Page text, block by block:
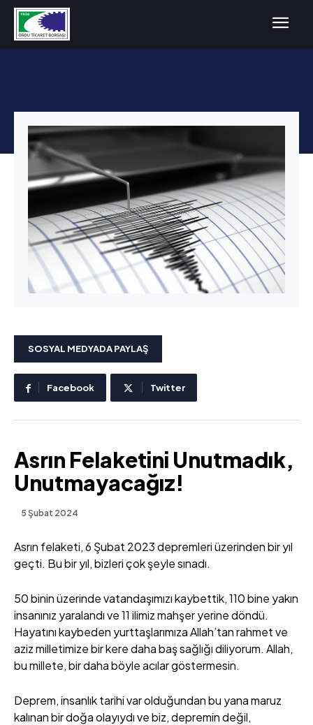
SOSYAL MEDYADA PAYLAŞ
Facebook Twitter
Asrın Felaketini Unutmadık,
Unutmayacağız!
5 Şubat 2024
Asrın felaketi, 6 Şubat 2023 depremleri üzerinden bir yıl
geçti. Bu bir yıl, bizleri çok şeyle sınadı.
50 binin üzerinde vatandaşımızı kaybettik, 110 bine yakın
insanınız yaralandı ve 11 ilimiz mahşer yerine döndü.
Hayatını kaybeden yurttaşlarımıza Allah’tan rahmet ve
aziz milletimize bir kere daha baş sağlığı diliyorum. Allah,
bu millete, bir daha böyle acılar göstermesin.
Deprem, insanlık tarihi var olduğundan bu yana maruz
kalınan bir doğa olayıydı ve biz, depremin değil,